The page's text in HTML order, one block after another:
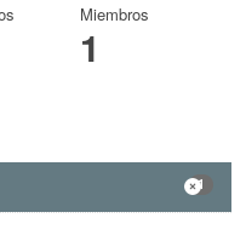
Miembros
1
1